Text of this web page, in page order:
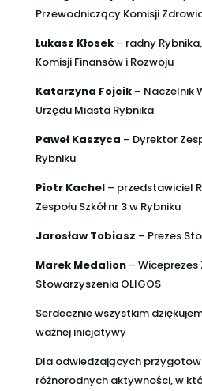
Przewodniczący Komisji
Łukasz Kłosek– radny
Komisji Finansów i Rozwoju
Katarzyna Fojcik– Naczelnik
Urzędu Miasta Rybnika
Paweł Kaszyca – Dyrektor
Rybniku
Piotr Kachel– przedstawiciel
Zespołu Szkół nr 3 w Rybniku
Jarosław Tobiasz – Prezes
Marek Medalion– Wiceprezes
Stowarzyszenia OLIGOS
Serdecznie wszystkim
ważnej inicjatywy
Dla odwiedzających
różnorodnych aktywności, w